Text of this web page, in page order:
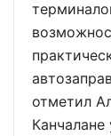
отметил